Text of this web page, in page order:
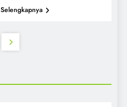
Selengkapnya